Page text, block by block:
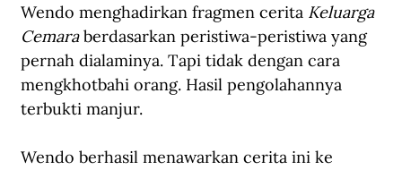
Wendo menghadirkan fragmen cerita Keluarga
Cemara berdasarkan peristiwa-peristiwa yang
pernah dialaminya. Tapi tidak dengan cara
mengkhotbahi orang. Hasil pengolahannya
terbukti manjur.
Wendo berhasil menawarkan cerita ini ke